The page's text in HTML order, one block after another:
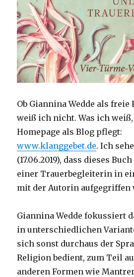
Ob Giannina Wedde als freie
weiß ich nicht. Was ich
Homepage als Blog pflegt:
www.klanggebet.de. Ich
(17.06.2019), dass dieses
einer Trauerbegleiterin in
mit der Autorin aufgegriffen
Giannina Wedde fokussiert
in unterschiedlichen
sich sonst durchaus der
Religion bedient, zum Teil
anderen Formen wie